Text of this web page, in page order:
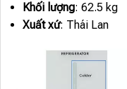
Khối lượng: 62.5 kg
Xuất xứ: Thái Lan